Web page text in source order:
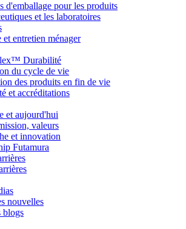
d'emballage pour les produits
et les laboratoires
et entretien ménager
Durabilité
du cycle de vie
des produits en fin de vie
et accréditations
et aujourd'hui
valeurs
et innovation
Futamura
nouvelles
blogs